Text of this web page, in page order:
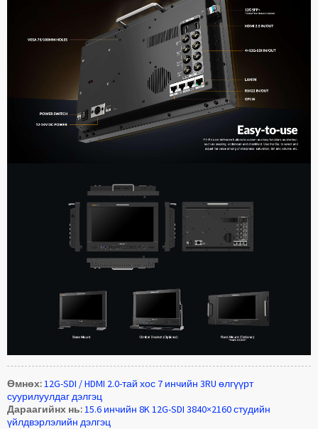
Өмнөх:12G-SDI / HDMI 2.0-тай хос 7 инчийн 3RU өлгүүрт
суурилуулдаг дэлгэц
Дараагийнх нь:15.6 инчийн 8K 12G-SDI 3840×2160 студийн
үйлдвэрлэлийн дэлгэц